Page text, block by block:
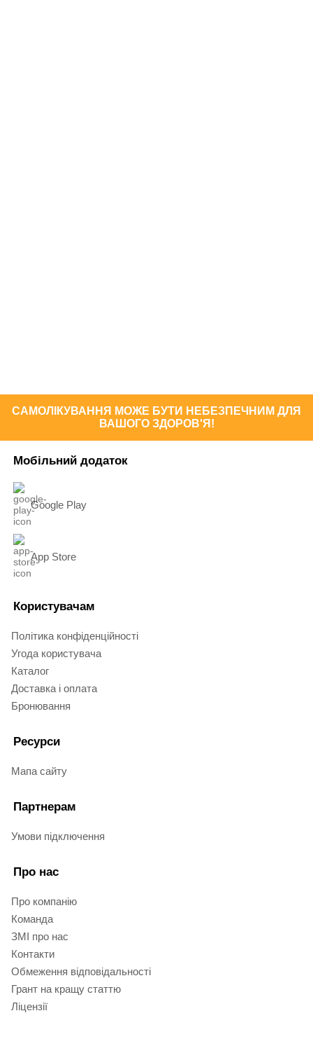
САМОЛІКУВАННЯ МОЖЕ БУТИ НЕБЕЗПЕЧНИМ ДЛЯ
ВАШОГО ЗДОРОВ'Я!
Мобільний додаток
Google Play
App Store
Користувачам
Політика конфіденційності
Угода користувача
Каталог
Доставка і оплата
Бронювання
Ресурси
Мапа сайту
Партнерам
Умови підключення
Про нас
Про компанію
Команда
ЗМІ про нас
Контакти
Обмеження відповідальності
Грант на кращу статтю
Ліцензії